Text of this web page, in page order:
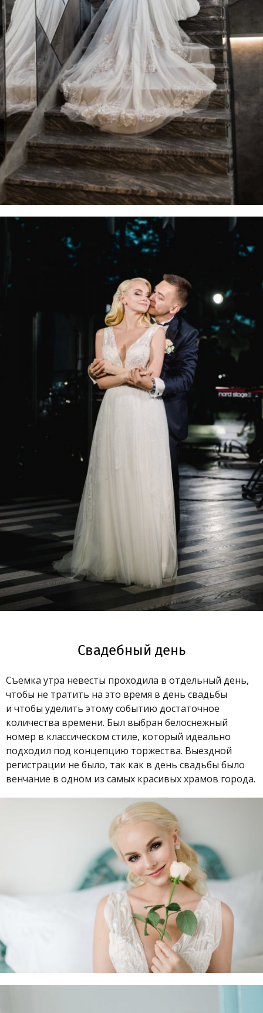
Свадебный день
Съемка утра невесты проходила в отдельный день,
чтобы не тратить на это время в день свадьбы
и чтобы уделить этому событию достаточное
количества времени. Был выбран белоснежный
номер в классическом стиле, который идеально
подходил под концепцию торжества. Выездной
регистрации не было, так как в день свадьбы было
венчание в одном из самых красивых храмов города.